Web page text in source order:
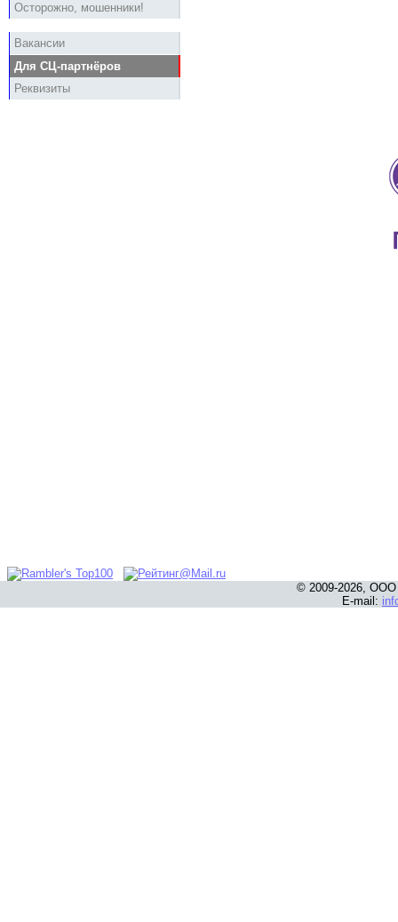
Осторожно, мошенники!
Вакансии
Для СЦ-партнёров
Реквизиты
© 2009-2026, ООО
E-mail: